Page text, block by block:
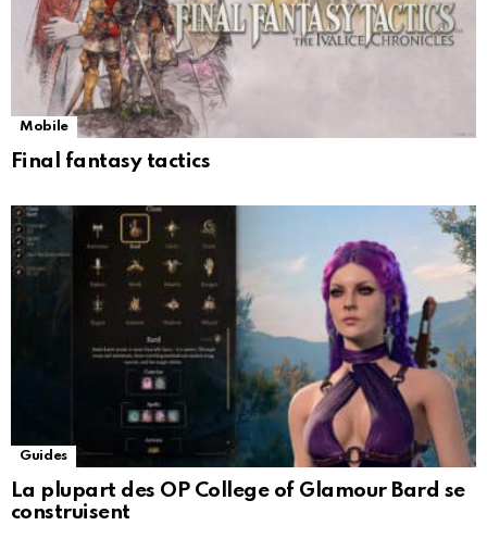
Mobile
Final fantasy tactics
Guides
La plupart des OP College of Glamour Bard se
construisent